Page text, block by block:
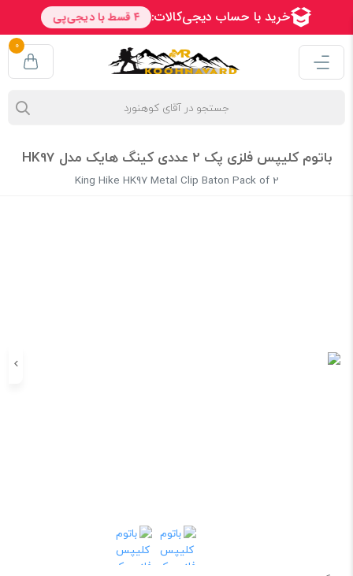
0
باتوم کلیپس فلزی پک 2 عددی کینگ هایک مدل HK97
King Hike HK97 Metal Clip Baton Pack of 2